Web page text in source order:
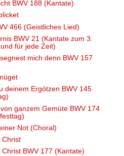
BWV 188 (Kantate)
466 (Geistliches Lied)
BWV 21 (Kantate zum 3.
für jede Zeit)
mich denn BWV 157
deinem Ergötzen BWV 145
ganzem Gemüte BWV 174
Not (Choral)
Christ
BWV 177 (Kantate)